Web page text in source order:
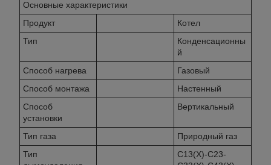
Основные характеристики
Продукт
Котел
Тип
Конденсационны
й
Способ нагрева
Газовый
Способ монтажа
Настенный
Способ
установки
Вертикальный
Тип газа
Природный газ
Тип
C13(X)-C23-